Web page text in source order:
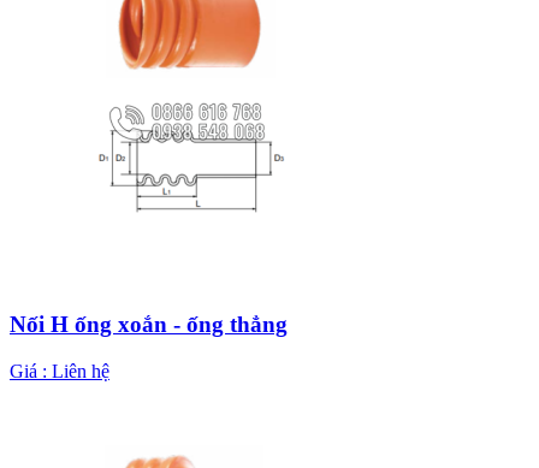
Nối H ống xoắn - ống thẳng
Giá : Liên hệ